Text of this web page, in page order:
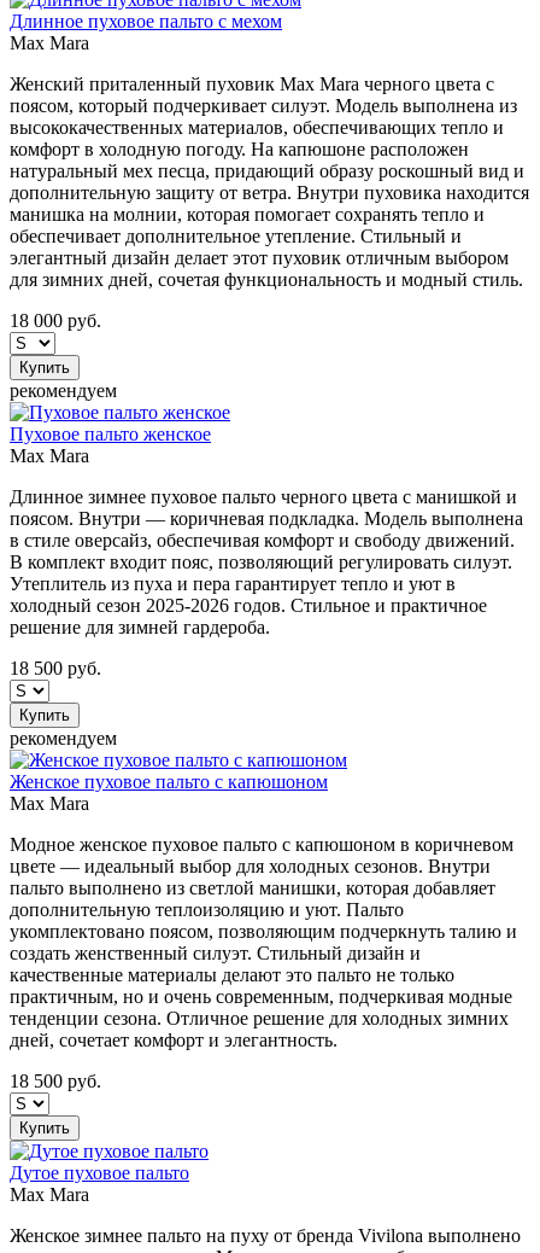
Длинное пуховое пальто с мехом
Max Mara
Женский приталенный пуховик Max Mara черного цвета с
поясом, который подчеркивает силуэт. Модель выполнена из
высококачественных материалов, обеспечивающих тепло и
комфорт в холодную погоду. На капюшоне расположен
натуральный мех песца, придающий образу роскошный вид и
дополнительную защиту от ветра. Внутри пуховика находится
манишка на молнии, которая помогает сохранять тепло и
обеспечивает дополнительное утепление. Стильный и
элегантный дизайн делает этот пуховик отличным выбором
для зимних дней, сочетая функциональность и модный стиль.
18 000 руб.
Купить
рекомендуем
Пуховое пальто женское
Max Mara
Длинное зимнее пуховое пальто черного цвета с манишкой и
поясом. Внутри — коричневая подкладка. Модель выполнена
в стиле оверсайз, обеспечивая комфорт и свободу движений.
В комплект входит пояс, позволяющий регулировать силуэт.
Утеплитель из пуха и пера гарантирует тепло и уют в
холодный сезон 2025-2026 годов. Стильное и практичное
решение для зимней гардероба.
18 500 руб.
Купить
рекомендуем
Женское пуховое пальто с капюшоном
Max Mara
Модное женское пуховое пальто с капюшоном в коричневом
цвете — идеальный выбор для холодных сезонов. Внутри
пальто выполнено из светлой манишки, которая добавляет
дополнительную теплоизоляцию и уют. Пальто
укомплектовано поясом, позволяющим подчеркнуть талию и
создать женственный силуэт. Стильный дизайн и
качественные материалы делают это пальто не только
практичным, но и очень современным, подчеркивая модные
тенденции сезона. Отличное решение для холодных зимних
дней, сочетает комфорт и элегантность.
18 500 руб.
Купить
Дутое пуховое пальто
Max Mara
Женское зимнее пальто на пуху от бренда Vivilona выполнено